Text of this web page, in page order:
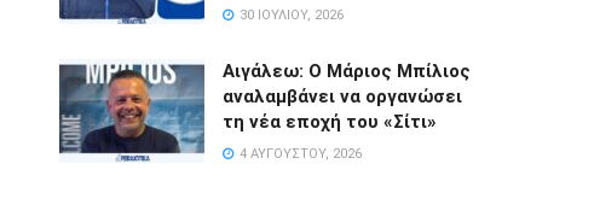
30 ΙΟΥΛΊΟΥ, 2026
Αιγάλεω: Ο Μάριος Μπίλιος
αναλαμβάνει να οργανώσει
τη νέα εποχή του «Σίτι»
4 ΑΥΓΟΎΣΤΟΥ, 2026